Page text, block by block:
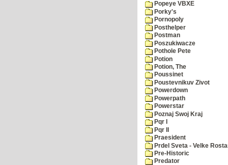
Popeye VBXE
Porky's
Pornopoly
Posthelper
Postman
Poszukiwacze
Pothole Pete
Potion
Potion, The
Poussinet
Poustevnikuv Zivot
Powerdown
Powerpath
Powerstar
Poznaj Swoj Kraj
Pqr I
Pqr II
Praesident
Prdel Sveta - Velke
Pre-Historic
Predator